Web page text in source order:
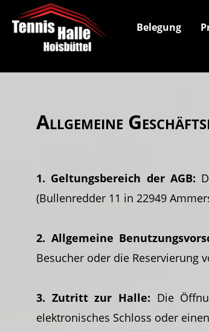
Belegung
Allgemeine
1. Geltungsbereich der AGB:
(Bullenredder 11 in 22949
2. Allgemeine
Besucher oder die Reservierung
3. Zutritt zur Halle: Die
elektronisches Schloss oder